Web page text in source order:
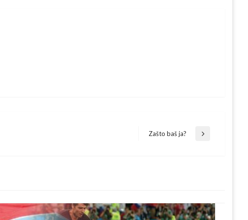
Next
Zašto baš ja?